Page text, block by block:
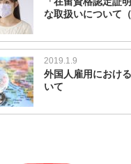
な取扱いについて
2019.1.9
外国人雇用におけ
いて